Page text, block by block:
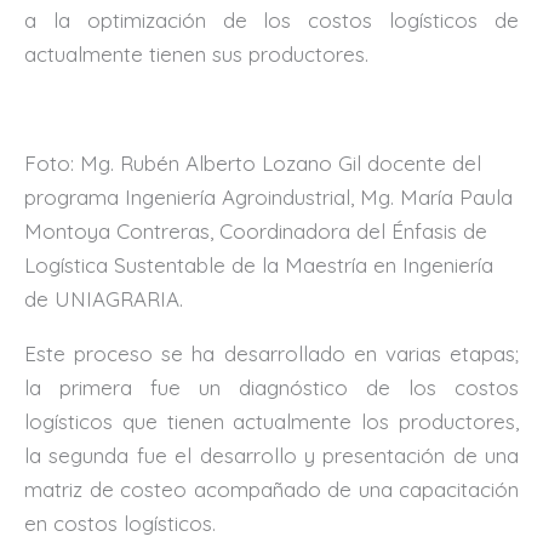
a la optimización de los costos logísticos de
actualmente tienen sus productores.
Foto: Mg. Rubén Alberto Lozano Gil docente del
programa Ingeniería Agroindustrial, Mg. María Paula
Montoya Contreras, Coordinadora del Énfasis de
Logística Sustentable de la Maestría en Ingeniería
de UNIAGRARIA.
Este proceso se ha desarrollado en varias etapas;
la primera fue un diagnóstico de los costos
logísticos que tienen actualmente los productores,
la segunda fue el desarrollo y presentación de una
matriz de costeo acompañado de una capacitación
en costos logísticos.